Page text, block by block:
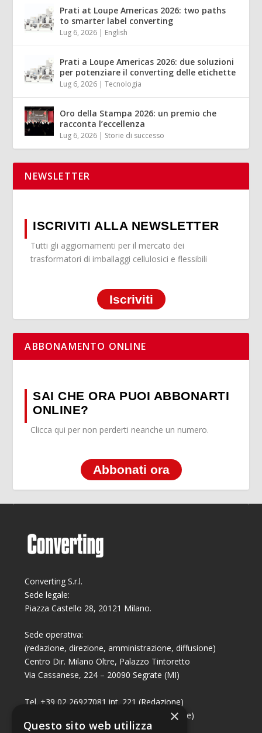
Prati at Loupe Americas 2026: two paths
to smarter label converting
Lug 6, 2026 | English
Prati a Loupe Americas 2026: due soluzioni
per potenziare il converting delle etichette
Lug 6, 2026 |Tecnologia
Oro della Stampa 2026: un premio che
racconta l’eccellenza
Lug 6, 2026 | Storie di successo
NEWSLETTER
ISCRIVITI ALLA NEWSLETTER
Tutti gli aggiornamenti per il mercato dei
trasformatori di imballaggi cellulosici e flessibili
Iscriviti
ABBONAMENTO ONLINE
SAI CHE ORA PUOI ABBONARTI
ONLINE?
Clicca qui per non perderti neanche un numero.
Abbonati ora
Converting S.r.l.
Sede legale:
Piazza Castello 28, 20121 Milano.
Sede operativa:
(redazione, direzione, amministrazione, diffusione)
Centro Dir. Milano Oltre, Palazzo Tintoretto
Via Cassanese, 224 – 20090 Segrate (MI)
Tel. +39 02 26927081 int. 221 (Redazione)
Tel. +39 02 26927081 int. 224 (Commerciale)
Fax +39 02 26951006
×
Questo sito web utilizza